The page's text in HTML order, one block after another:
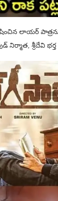
లాయర్
శ్రీదేవి భర్త